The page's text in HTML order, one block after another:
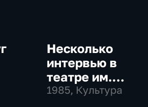
Несколько
интервью в
театре им.
Маяковского
1985, Культура